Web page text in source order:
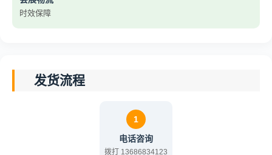
时效保障
发货流程
1
电话咨询
拨打 13686834123